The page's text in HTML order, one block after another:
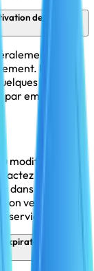
de mon
Dans la
minutes.
email
modifier votre
notre
dans le
vers un
service.
de mon